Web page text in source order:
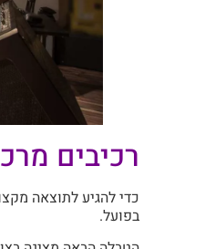
רכיבים
כדי להגיע לתוצאה
בפועל.